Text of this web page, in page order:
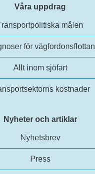
Våra uppdrag
målen
för vägfordonsflottan
Allt inom sjöfart
kostnader
Nyheter och artiklar
Nyhetsbrev
Press